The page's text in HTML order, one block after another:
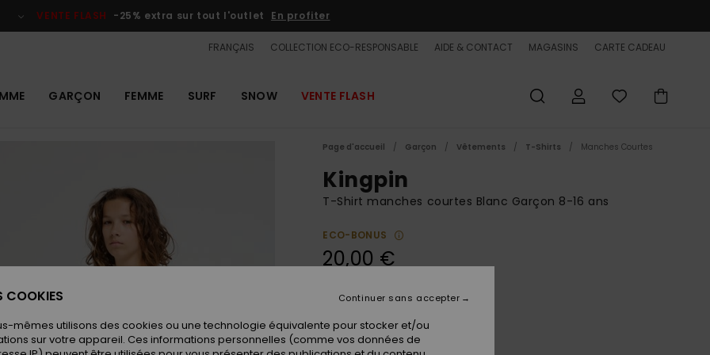
VENTE FLASH -25% extra sur tout l'outlet En profiter
FRANÇAIS COLLECTION ECO-RESPONSABLE AIDE & CONTACT MAGASINS CARTE CADEAU
GARÇON FEMME SURF SNOW VENTE FLASH
Page d'accueil Garçon Vêtements T-Shirts Manches Courtes
Kingpin
T-Shirt manches courtes Blanc Garçon 8-16 ans
ECO-BONUS
20,00 €
Snow White
COOKIES
mêmes utilisons des cookies ou une technologie équivalente pour stocker et/ou
sur votre appareil. Ces informations personnelles (comme vos données de
Continuer sans accepter